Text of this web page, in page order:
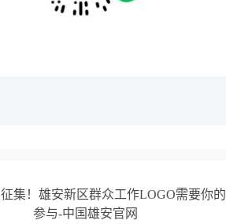
征集！雄安新区群众工作LOGO需要你的
参与-中国雄安官网